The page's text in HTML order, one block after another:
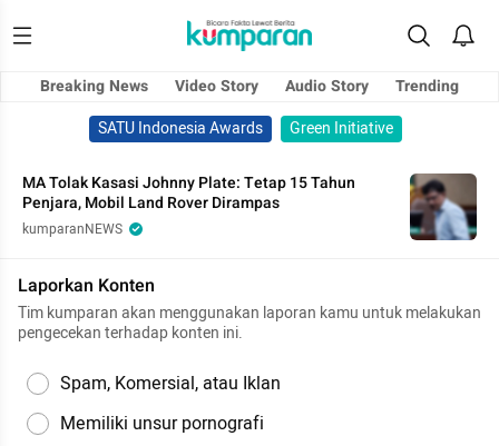
Breaking News Video Story Audio Story
Trending
SATU Indonesia Awards
Green Initiative
MA Tolak Kasasi Johnny Plate: Tetap 15 Tahun
Penjara, Mobil Land Rover Dirampas
kumparanNEWS
Laporkan Konten
Tim kumparan akan menggunakan laporan kamu untuk melakukan
pengecekan terhadap konten ini.
Spam, Komersial, atau Iklan
Memiliki unsur pornografi